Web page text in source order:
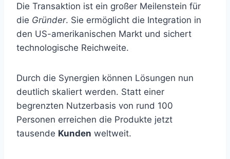
Die Transaktion ist ein großer Meilenstein für
die Gründer. Sie ermöglicht die Integration in
den US-amerikanischen Markt und sichert
technologische Reichweite.
Durch die Synergien können Lösungen nun
deutlich skaliert werden. Statt einer
begrenzten Nutzerbasis von rund 100
Personen erreichen die Produkte jetzt
tausende Kunden weltweit.